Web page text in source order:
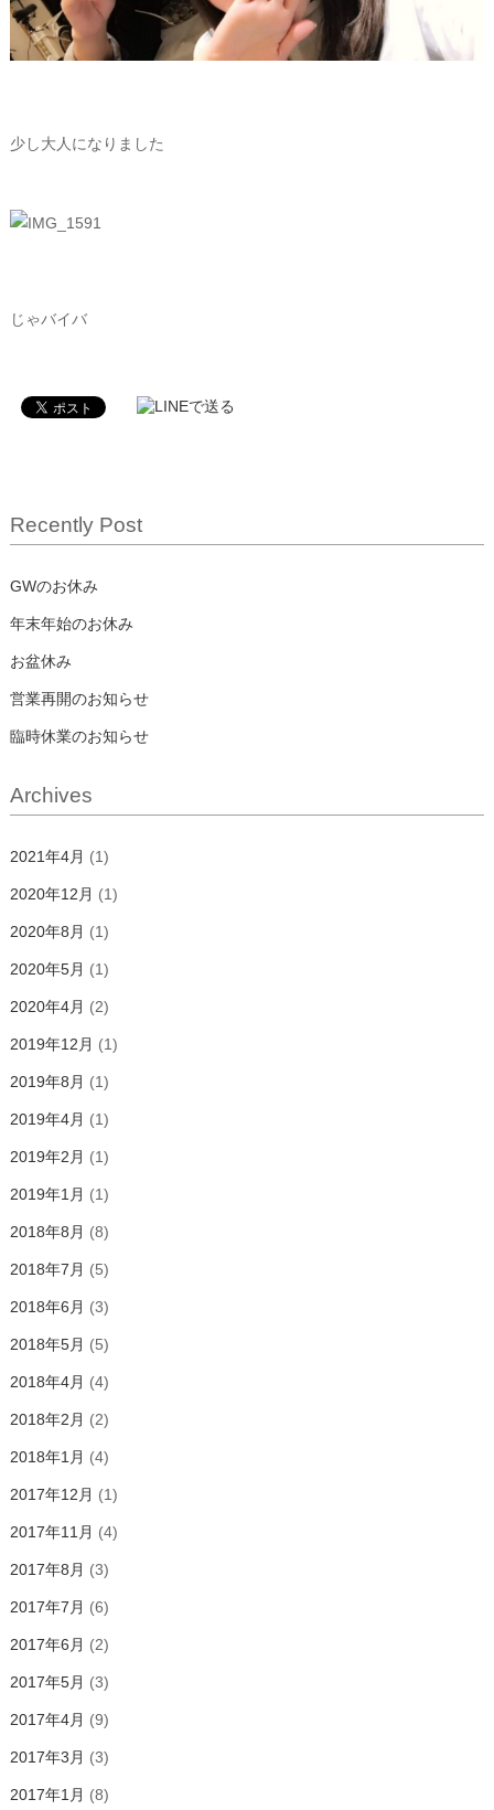
少し大人になりました
じゃバイバ
Recently Post
GWのお休み
年末年始のお休み
お盆休み
営業再開のお知らせ
臨時休業のお知らせ
Archives
2021年4月 (1)
2020年12月 (1)
2020年8月 (1)
2020年5月 (1)
2020年4月 (2)
2019年12月 (1)
2019年8月 (1)
2019年4月 (1)
2019年2月 (1)
2019年1月 (1)
2018年8月 (8)
2018年7月 (5)
2018年6月 (3)
2018年5月 (5)
2018年4月 (4)
2018年2月 (2)
2018年1月 (4)
2017年12月 (1)
2017年11月 (4)
2017年8月 (3)
2017年7月 (6)
2017年6月 (2)
2017年5月 (3)
2017年4月 (9)
2017年3月 (3)
2017年1月 (8)